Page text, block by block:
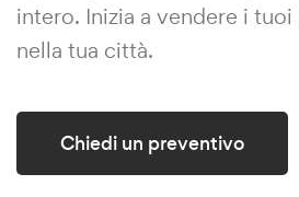
intero. Inizia a vendere i
nella tua città.
Chiedi un preventivo